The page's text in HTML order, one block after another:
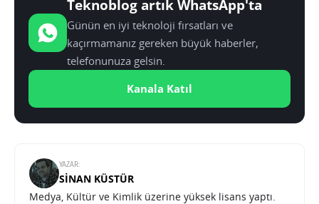
Teknoblog artık WhatsApp'ta
Günün en iyi teknoloji fırsatları ve
kaçırmamanız gereken büyük haberler,
telefonunuza gelsin.
Kanala Katıl
YAZAR:
SINAN KÜSTÜR
Medya, Kültür ve Kimlik üzerine yüksek lisans yaptı.